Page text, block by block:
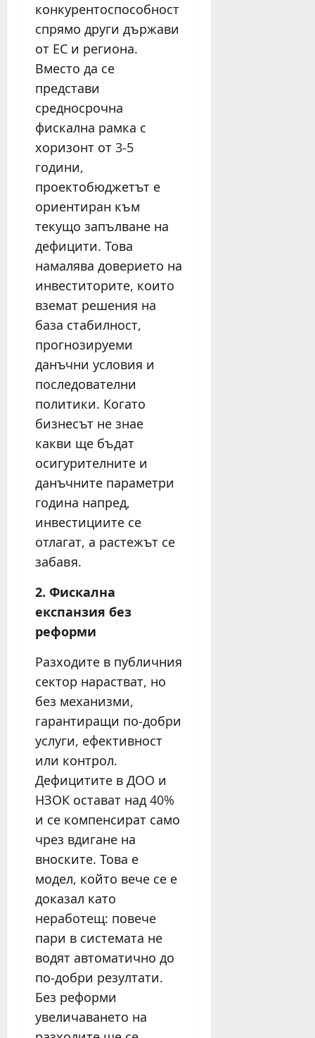
конкурентоспособност
спрямо други държави
от ЕС и региона.
Вместо да се
представи
средносрочна
фискална рамка с
хоризонт от 3-5
години,
проектобюджетът е
ориентиран към
текущо запълване на
дефицити. Това
намалява доверието на
инвеститорите, които
вземат решения на
база стабилност,
прогнозируеми
данъчни условия и
последователни
политики. Когато
бизнесът не знае
какви ще бъдат
осигурителните и
данъчните параметри
година напред,
инвестициите се
отлагат, а растежът се
забавя.
2. Фискална
експанзия без
реформи
Разходите в публичния
сектор нарастват, но
без механизми,
гарантиращи по-добри
услуги, ефективност
или контрол.
Дефицитите в ДОО и
НЗОК остават над 40%
и се компенсират само
чрез вдигане на
вноските. Това е
модел, който вече се е
доказал като
неработещ: повече
пари в системата не
водят автоматично до
по-добри резултати.
Без реформи
увеличаването на